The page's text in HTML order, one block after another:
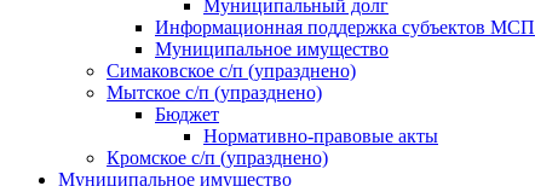
Муниципальный долг
Информационная поддержка субъектов МСП
Муниципальное имущество
Симаковское с/п (упразднено)
Мытское с/п (упразднено)
Бюджет
Нормативно-правовые акты
Кромское с/п (упразднено)
Муниципальное имущество